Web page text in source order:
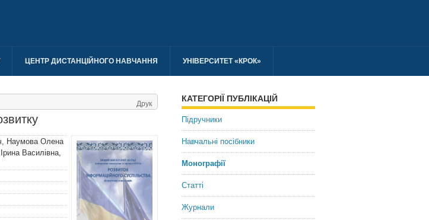
ЦЕНТР ДИСТАНЦІЙНОГО НАВЧАННЯ УНІВЕРСИТЕТ «КРОК»
Друк
, Наумова Олена
Василівна,
КАТЕГОРІЇ ПУБЛІКАЦІЙ
Підручники
Навчальні посібники
Монографії
Статті
Журнали